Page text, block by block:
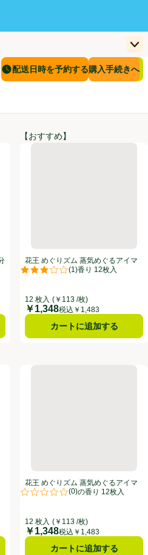
開く)
上
配送日時を予約する
配送日時を予約する購入手続きへ
お客さまのカ
￥0
6回分
点。
【おすすめ】
花王 めぐりズム 蒸気めぐる
(1)
評価は1件のレビューで5点中3.0
花王 めぐりズム 蒸気めぐるアイマ
スク 完熟ゆずの香り 12枚入
12 枚入 (￥113 /枚)
価格
￥1,348税込￥1,483
カートに追加する
イマスク ラベンダーの香り 12枚入
点。
花王 めぐりズム 蒸気めぐる
(0)
評価は0件のレビューで5点中0.0
花王 めぐりズム 蒸気めぐるアイマ
スク カモミールの香り 12枚入
12 枚入 (￥113 /枚)
価格
￥1,348税込￥1,483
カートに追加する